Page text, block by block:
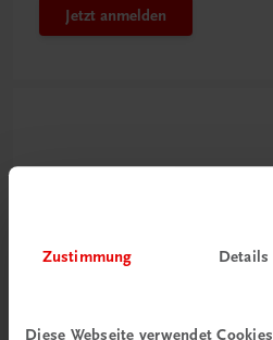
Zustimmung Details
Diese Webseite verwendet Cookies
Jetzt anmelden